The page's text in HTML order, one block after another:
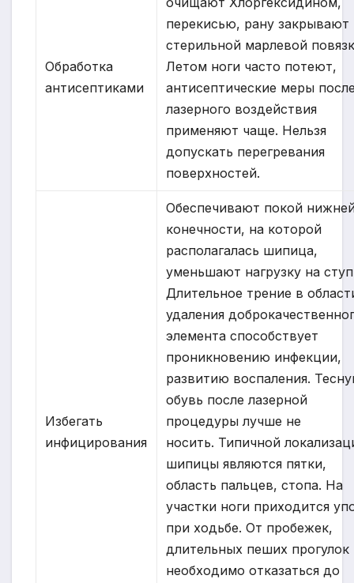
Обработка
антисептиками
перекисью, рану закрывают
стерильной марлевой
Летом ноги часто потеют,
антисептические меры
лазерного воздействия
применяют чаще. Нельзя
допускать перегревания
поверхностей.
Избегать
инфицирования
Обеспечивают покой
конечности, на которой
располагалась шипица,
уменьшают нагрузку на
Длительное трение в
удаления
элемента способствует
проникновению инфекции,
развитию воспаления.
обувь после лазерной
процедуры лучше не
носить. Типичной
шипицы являются пятки,
область пальцев, стопа. На
участки ноги приходится
при ходьбе. От пробежек,
длительных пеших прогулок
необходимо отказаться до